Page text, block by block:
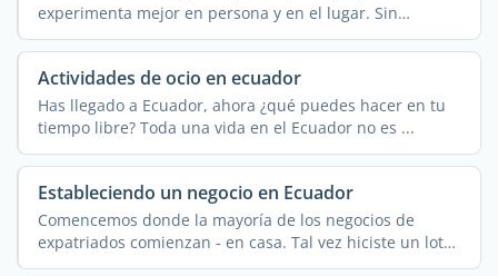
experimenta mejor en persona y en el lugar. Sin
embargo, este ...
Actividades de ocio en ecuador
Has llegado a Ecuador, ahora ¿qué puedes hacer en tu
tiempo libre? Toda una vida en el Ecuador no es ...
Estableciendo un negocio en Ecuador
Comencemos donde la mayoría de los negocios de
expatriados comienzan - en casa. Tal vez hiciste un lote
de ...